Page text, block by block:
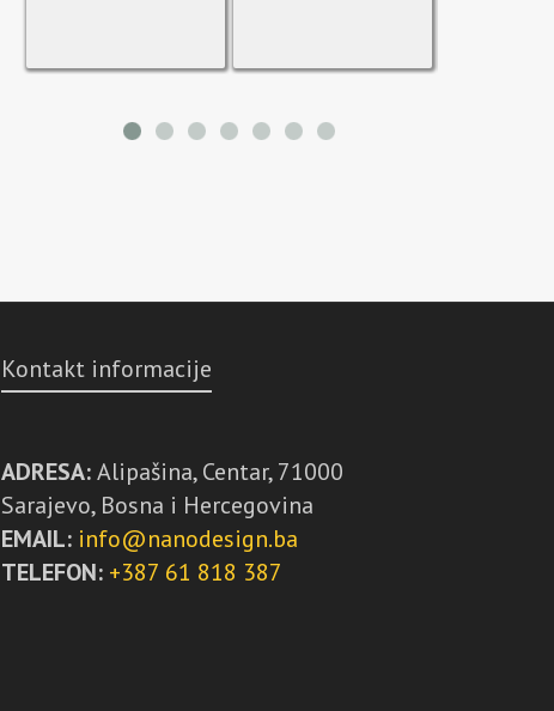
Kontakt informacije
ADRESA:Alipašina, Centar, 71000
Sarajevo, Bosna i Hercegovina
EMAIL: info@nanodesign.ba
TELEFON: +387 61 818 387